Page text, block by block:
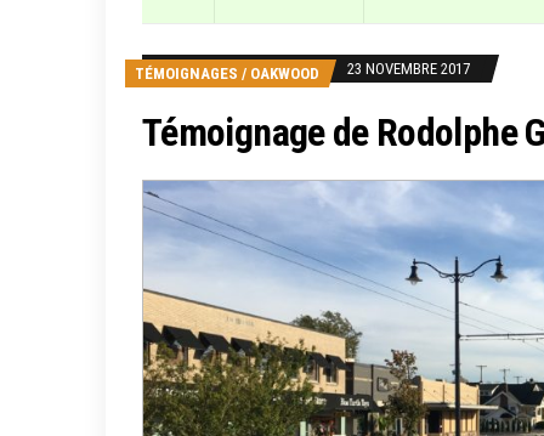
TÉMOIGNAGES / OAKWOOD 23 NOVEMBRE 2017
Témoignage de Rodolphe